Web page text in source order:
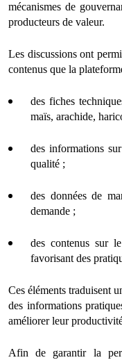
mécanismes de
producteurs de valeur.
Les discussions ont
contenus que la
des fiches
maïs, arachide,
des informations
qualité ;
des données de
demande ;
des contenus sur
favorisant des
Ces éléments traduisent
des informations
améliorer leur
Afin de garantir la